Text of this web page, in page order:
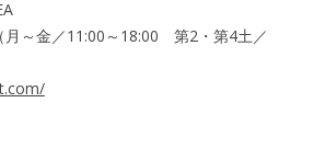
～金／11:00～18:00 第2・第4土／